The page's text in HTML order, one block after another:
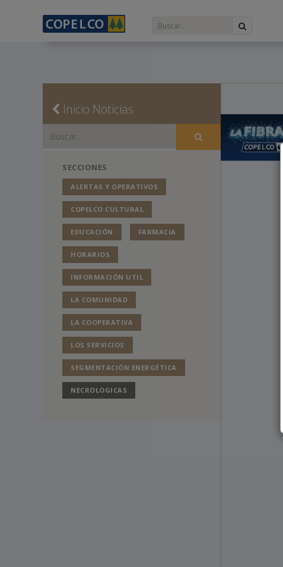
Inicio Noticias
SECCIONES
ALERTAS Y OPERATIVOS
COPELCO CULTURAL
EDUCACIÓN FARMACIA
HORARIOS
INFORMACIÓN UTIL
LA COMUNIDAD
LA COOPERATIVA
LOS SERVICIOS
SEGMENTACIÓN ENERGÉTICA
NECROLOGICAS